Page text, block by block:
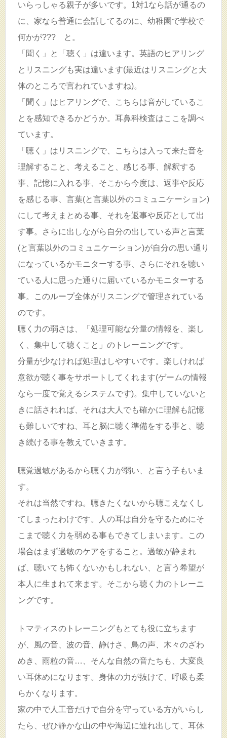
いらっしゃる親子が多いです。1対1なら話が通るの
に、家なら普通に会話してるのに、幼稚園で学校で
何かが??? と。
「聞く」と「聴く」は違います。英語のヒアリング
とリスニングも実は違います(最近はリスニングと大
体のところで言われていますね)。
「聞く」はヒアリングで、こちらは音がしているこ
とを感知できるかどうか。耳鼻科検査はここを調べ
ています。
「聴く」はリスニングで、こちらは入って来た音を
理解すること、考えること、感じる事、解釈する
事、記憶に入れる事、そこから今度は、返事や反応
を感じる事、言葉(と言葉以外のコミュニケーション)
にして考えまとめる事、それを返事や反応として出
す事。さらに出しながら自分の出している声と言葉
(と言葉以外のコミュニケーション)が自分の思い通り
になっているかモニターする事、さらにそれを聴い
ている人に思った通りに届いているかモニターする
事。このループ全体がリスニングで管理されている
のです。
聴く力の弱さは、「処理可能な分量の情報を、楽し
く、集中して聴くこと」のトレーニングです。
分量が少なければ処理はしやすいです。楽しければ
意欲が聴く事をサポートしてくれます(ゲームの情報
なら一度で覚えるシステムです)。集中していないと
きに話されれば、それは大人でも確かに理解も記憶
も難しいですね、耳と脳に聴く準備をする事と、聴
き続ける事を教えていきます。
聴覚過敏があるから聴く力が弱い、と言う子もいま
す。
それは当然ですね。聴きたくないから聴こえなくし
てしまったわけです。人の耳は自分を守るためにそ
こまで聴く力を弱める事もできてしまいます。この
場合はまず過敏のケアをすること。過敏が静まれ
ば、聴いても怖くないかもしれない、と言う希望が
本人に生まれて来ます。そこから聴く力のトレーニ
ングです。
トマティスのトレーニングもとても役に立ちます
が、風の音、波の音、静けさ、鳥の声、木々のざわ
めき、雨粒の音…、そんな自然の音たちも、大変良
い耳休めになります。身体の力が抜けて、呼吸も柔
らかくなります。
家の中で人工音だけで自分を守っている方がいらし
たら、ぜひ静かな山の中や海辺に連れ出して、耳休